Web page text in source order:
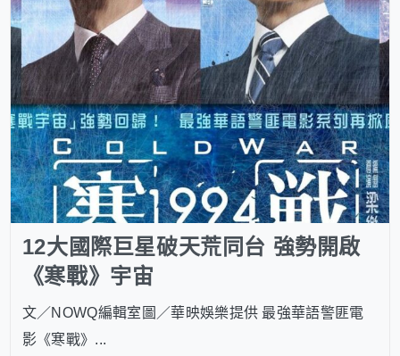
12大國際巨星破天荒同台 強勢開啟
《寒戰》宇宙
文／NOWQ編輯室圖／華映娛樂提供 最強華語警匪電
影《寒戰》...